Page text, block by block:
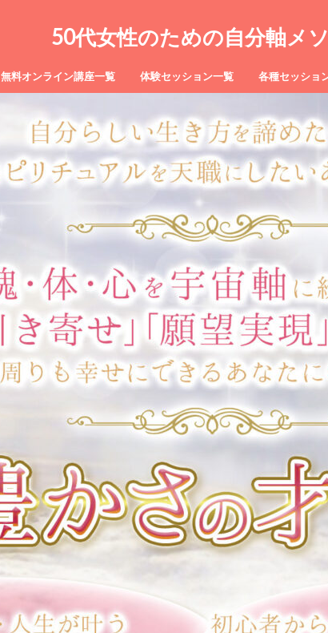
50代女性のための自分軸メ
無料オンライン講座一覧 体験セッション一覧 各種セッショ